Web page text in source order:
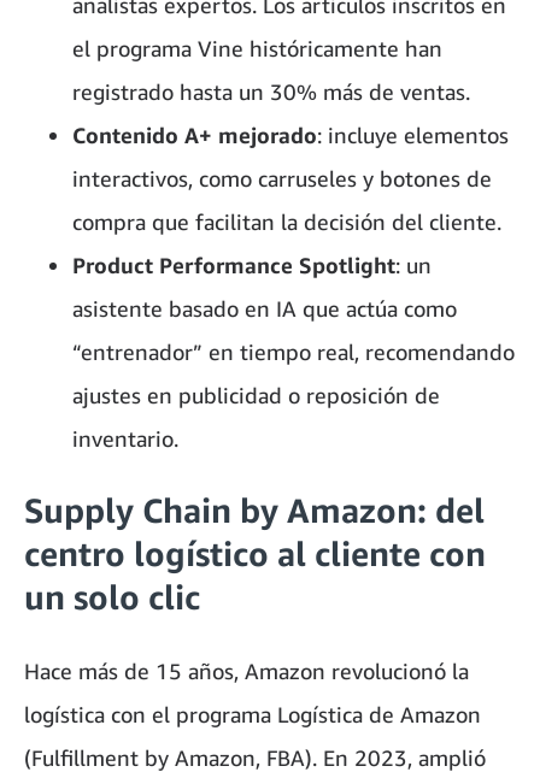
el programa Vine históricamente han
registrado hasta un 30% más de ventas.
Contenido A+ mejorado: incluye elementos
interactivos, como carruseles y botones de
compra que facilitan la decisión del cliente.
Product Performance Spotlight: un
asistente basado en IA que actúa como
“entrenador” en tiempo real, recomendando
ajustes en publicidad o reposición de
inventario.
Supply Chain by Amazon: del
centro logístico al cliente con
un solo clic
Hace más de 15 años, Amazon revolucionó la
logística con el programa Logística de Amazon
(Fulfillment by Amazon, FBA). En 2023, amplió